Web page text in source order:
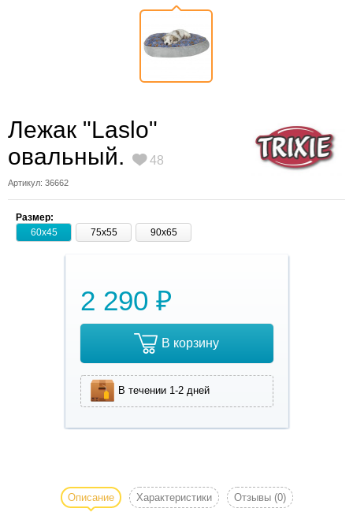
Лежак "Laslo"
овальный.
48
Артикул: 36662
Размер:
60х45
75х55 90х65
2 290 ₽
В корзину
В течении 1-2 дней
Описание Характеристики Отзывы (0)